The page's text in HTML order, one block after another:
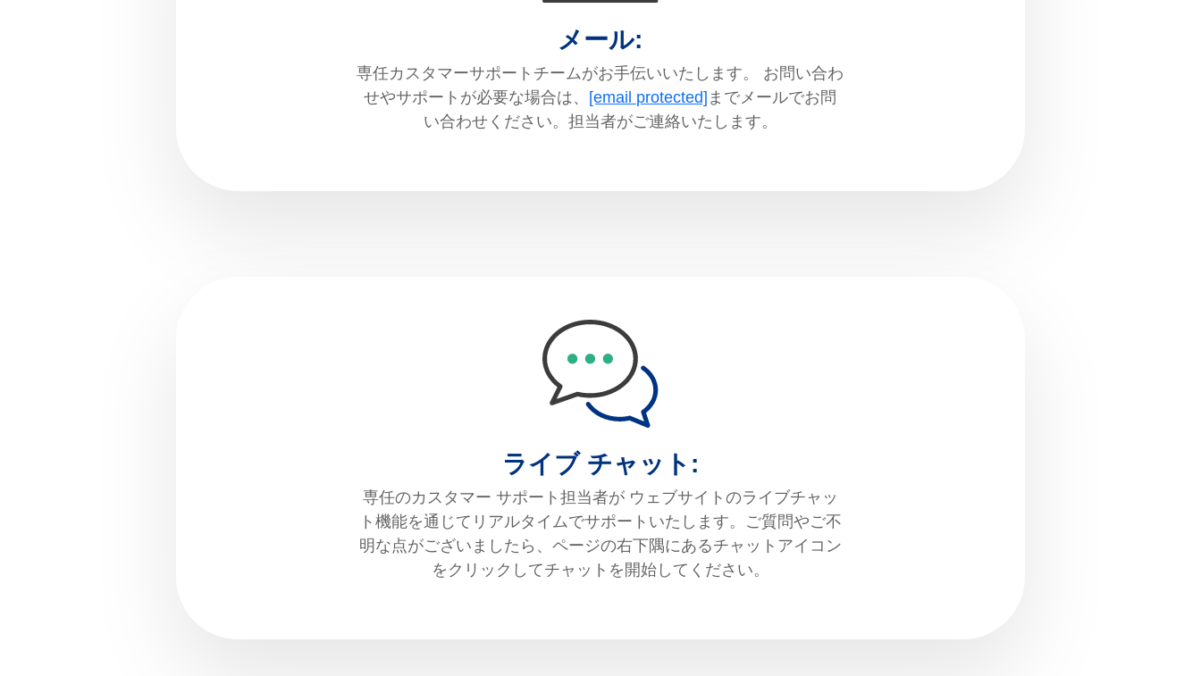
メール:
専任カスタマーサポートチームがお手伝いいたします。 お問い合わ
せやサポートが必要な場合は、 [email protected] までメールでお問
い合わせください。担当者がご連絡いたします。
ライブ チャット:
専任のカスタマー サポート担当者が ウェブサイトのライブチャッ
ト機能を通じてリアルタイムでサポートいたします。ご質問やご不
明な点がございましたら、ページの右下隅にあるチャットアイコン
をクリックしてチャットを開始してください。